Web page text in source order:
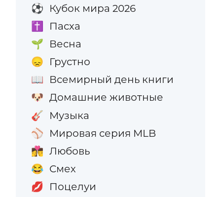
⚽ Кубок мира 2026
✝️ Пасха
🌱 Весна
😞 Грустно
📖 Всемирный день книги
🐶 Домашние животные
🎸 Музыка
⚾ Мировая серия MLB
👩‍❤️‍💋‍👨 Любовь
😂 Смех
💋 Поцелуи